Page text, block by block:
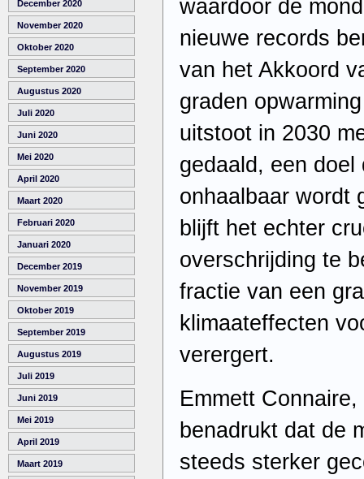
December 2020
November 2020
Oktober 2020
September 2020
Augustus 2020
Juli 2020
Juni 2020
Mei 2020
April 2020
Maart 2020
Februari 2020
Januari 2020
December 2019
November 2019
Oktober 2019
September 2019
Augustus 2019
Juli 2019
Juni 2019
Mei 2019
April 2019
Maart 2019
waardoor de
nieuwe records
van het Akkoord
graden
uitstoot in 2030
gedaald, een
onhaalbaar wordt
blijft het echter
overschrijding te
fractie van een
klimaateffecten
verergert.
Emmett
benadrukt dat de
steeds sterker